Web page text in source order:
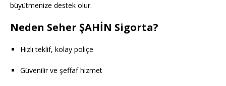
büyütmenize destek olur.
Neden Seher ŞAHİN Sigorta?
Hızlı teklif, kolay poliçe
Güvenilir ve şeffaf hizmet